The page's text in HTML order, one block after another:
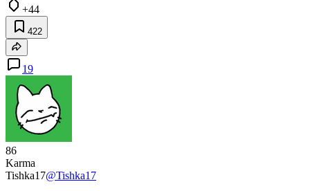
+44
422
19
86
Karma
Tishka17@Tishka17